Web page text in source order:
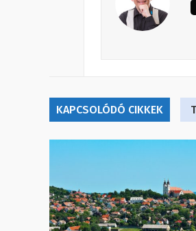
KAPCSOLÓDÓ CIKKEK